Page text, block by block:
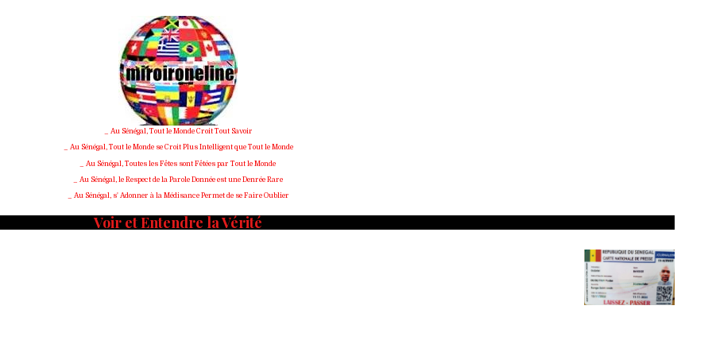
_ Au Sénégal, Tout le Monde Croit Tout Savoir
_ Au Sénégal, Tout le Monde se Croit Plus Intelligent que Tout le Monde
_ Au Sénégal, Toutes les Fêtes sont Fêtées par Tout le Monde
_ Au Sénégal, le Respect de la Parole Donnée est une Denrée Rare
_ Au Sénégal, s' Adonner à la Médisance Permet de se Faire Oublier
Voir et Entendre la Vérité